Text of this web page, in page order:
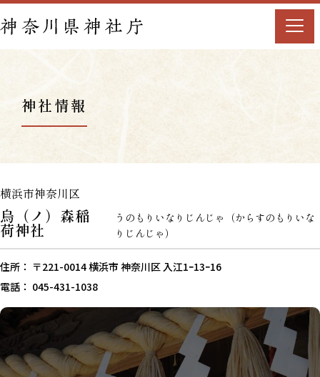
神社情報
横浜市神奈川区
烏（ノ）森稲
荷神社
うのもりいなりじんじゃ（からすのもりいな
りじんじゃ）
住所： 〒221-0014 横浜市 神奈川区 入江1ｰ13ｰ16
電話： 045-431-1038